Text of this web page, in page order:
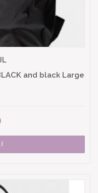
and black Large